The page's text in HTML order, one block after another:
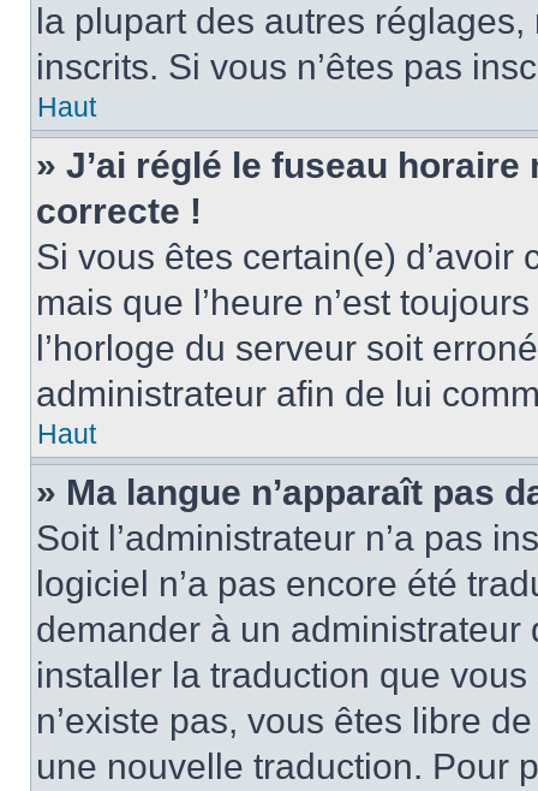
la plupart des autres réglages,
inscrits. Si vous n’êtes pas
Haut
» J’ai réglé le fuseau horaire
correcte !
Si vous êtes certain(e)
mais que l’heure n’est
l’horloge du serveur soit
administrateur afin de lui
Haut
» Ma langue n’apparaît pas
Soit l’administrateur n’a pas
logiciel n’a pas encore été
demander à un administrateur
installer la traduction que
n’existe pas, vous êtes libre
une nouvelle traduction. Pour